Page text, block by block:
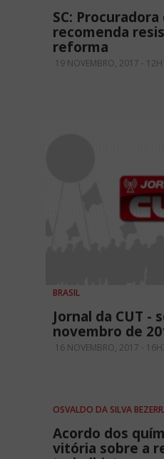
SC: Procuradora
recomenda
reforma
19 NOVEMBRO, 2017 -
BRASIL
Jornal da CUT -
novembro de
16 NOVEMBRO, 2017 -
OSVALDO DA SILVA
Acordo dos
vitória sobre a